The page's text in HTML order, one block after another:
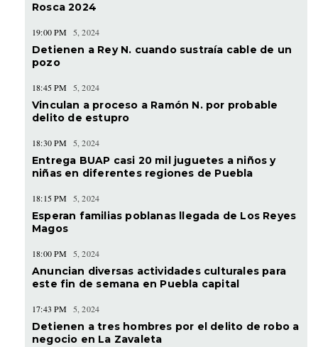
Rosca 2024
19:00 PM 5, 2024
Detienen a Rey N. cuando sustraía cable de un
pozo
18:45 PM 5, 2024
Vinculan a proceso a Ramón N. por probable
delito de estupro
18:30 PM 5, 2024
Entrega BUAP casi 20 mil juguetes a niños y
niñas en diferentes regiones de Puebla
18:15 PM 5, 2024
Esperan familias poblanas llegada de Los Reyes
Magos
18:00 PM 5, 2024
Anuncian diversas actividades culturales para
este fin de semana en Puebla capital
17:43 PM 5, 2024
Detienen a tres hombres por el delito de robo a
negocio en La Zavaleta